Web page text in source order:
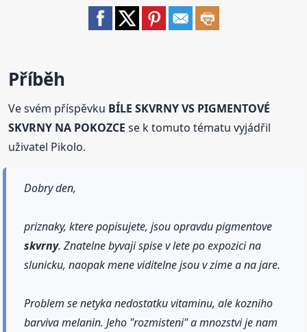
Příběh
Ve svém příspěvku BÍLE SKVRNY VS PIGMENTOVÉ
SKVRNY NA POKOZCE se k tomuto tématu vyjádřil
uživatel Pikolo.
Dobry den,
priznaky, ktere popisujete, jsou opravdu pigmentove
skvrny. Znatelne byvaji spise v lete po expozici na
slunicku, naopak mene viditelne jsou v zime a na jare.
Problem se netyka nedostatku vitaminu, ale kozniho
barviva melanin. Jeho "rozmisteni" a mnozstvi je nam